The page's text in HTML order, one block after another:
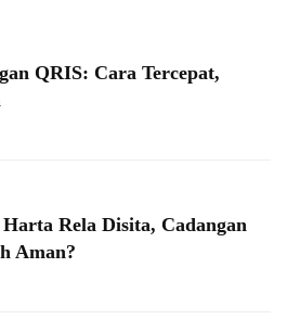
QRIS: Cara Tercepat,
Rela Disita, Cadangan
Aman?